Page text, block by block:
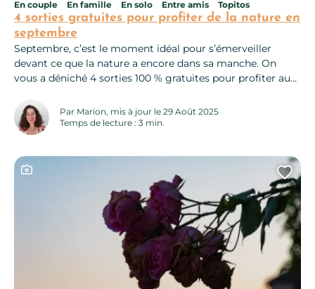
4 sorties gratuites pour profiter de la nature en
septembre
En couple En famille En solo Entre amis Topitos
Septembre, c’est le moment idéal pour s’émerveiller
devant ce que la nature a encore dans sa manche. On
vous a déniché 4 sorties 100 % gratuites pour profiter au
n’était pas qu’une plante à éviter ? Avec Michaël Fayret,
cueilleur sauvage et botaniste passionné, petits...
Par Marion, mis à jour le 29 Août 2025
Temps de lecture : 3 min.
Ce contenu contient une galerie photo